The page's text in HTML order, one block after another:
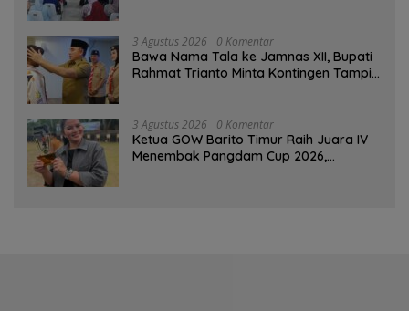
3 Agustus 2026 0 Komentar
Bawa Nama Tala ke Jamnas XII, Bupati
Rahmat Trianto Minta Kontingen Tampil
3 Agustus 2026 0 Komentar
Ketua GOW Barito Timur Raih Juara IV
Menembak Pangdam Cup 2026,